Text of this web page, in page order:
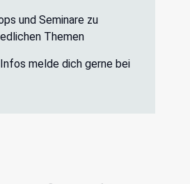
und Seminare zu
Themen
melde dich gerne bei